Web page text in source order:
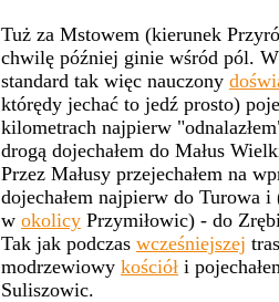
Tuż za Mstowem (kierunek
chwilę później ginie wśród pól.
standard tak więc nauczony
którędy jechać to jedź prosto)
kilometrach najpierw
drogą dojechałem do Małus
Przez Małusy przejechałem na
dojechałem najpierw do Turowa
w okolicy Przymiłowic) - do
Tak jak podczas wcześniejszej
modrzewiowy kościół i
Suliszowic.